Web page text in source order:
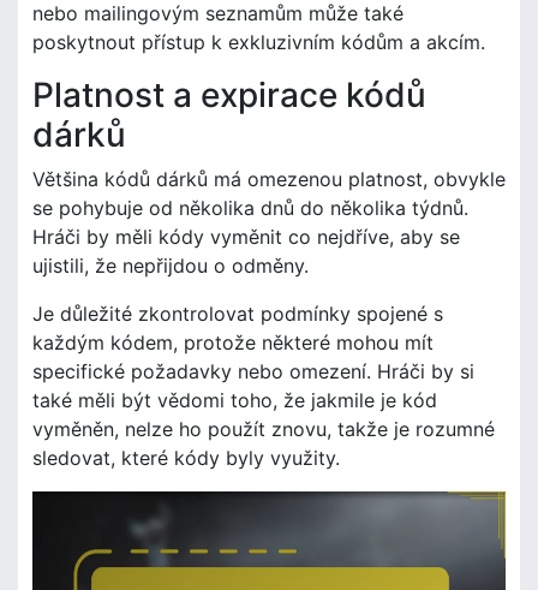
nebo mailingovým seznamům může také
poskytnout přístup k exkluzivním kódům a akcím.
Platnost a expirace kódů
dárků
Většina kódů dárků má omezenou platnost, obvykle
se pohybuje od několika dnů do několika týdnů.
Hráči by měli kódy vyměnit co nejdříve, aby se
ujistili, že nepřijdou o odměny.
Je důležité zkontrolovat podmínky spojené s
každým kódem, protože některé mohou mít
specifické požadavky nebo omezení. Hráči by si
také měli být vědomi toho, že jakmile je kód
vyměněn, nelze ho použít znovu, takže je rozumné
sledovat, které kódy byly využity.